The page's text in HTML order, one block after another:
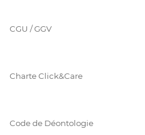
CGU / GGV
Charte Click&Care
Code de Déontologie